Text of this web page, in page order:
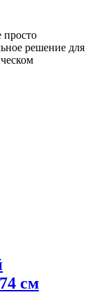
просто
решение для
см